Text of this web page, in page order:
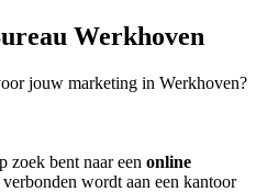
Werkhoven
jouw marketing in Werkhoven?
zoek bent naar een online
verbonden wordt aan een kantoor